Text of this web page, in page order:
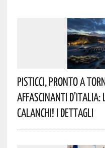
Pisticci, Pronto A
Affascinanti D’Italia:
Calanchi! I Dettagli